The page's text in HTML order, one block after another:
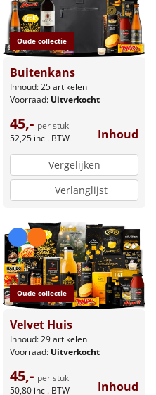
Oude collectie
Buitenkans
Inhoud: 25 artikelen
Voorraad: Uitverkocht
45,- per stuk
52,25 incl. BTW Inhoud
Vergelijken
Verlanglijst
Oude collectie
Velvet Huis
Inhoud: 29 artikelen
Voorraad: Uitverkocht
45,- per stuk
50,80 incl. BTW Inhoud